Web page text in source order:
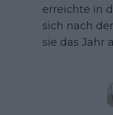
erreichte in
sich nach
sie das Jahr